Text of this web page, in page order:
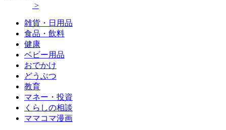
>
雑貨・日用品
食品・飲料
健康
ベビー用品
おでかけ
どうぶつ
教育
マネー・投資
くらしの相談
ママコマ漫画